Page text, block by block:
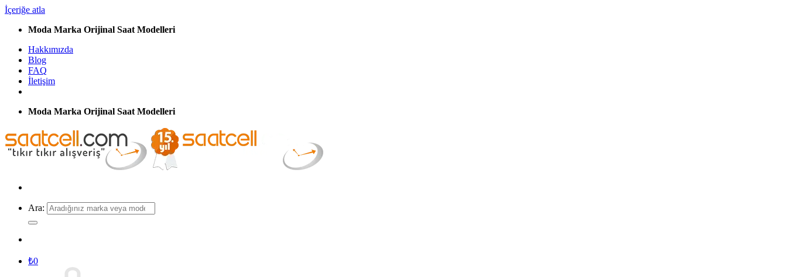
İçeriğe atla
Moda Marka Orijinal Saat Modelleri
Hakkımızda
Blog
FAQ
İletişim
Moda Marka Orijinal Saat Modelleri
Ara:
₺0